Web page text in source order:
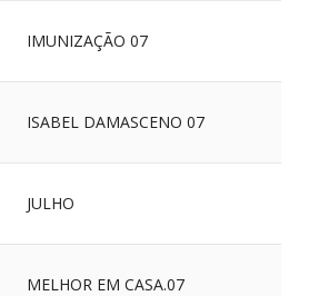
IMUNIZAÇÃO 07
ISABEL DAMASCENO 07
JULHO
MELHOR EM CASA.07